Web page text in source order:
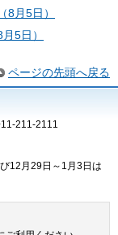
8月5日）
5日）
ページの先頭へ戻る
211-2111
12月29日～1月3日は